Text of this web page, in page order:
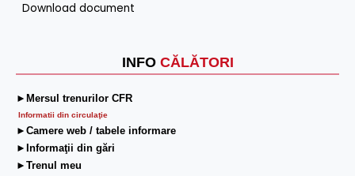
INFO CĂLĂTORI
►Mersul trenurilor CFR
Informatii din circulaţie
►Camere web / tabele informare
►Informaţii din gări
►Trenul meu
Download document